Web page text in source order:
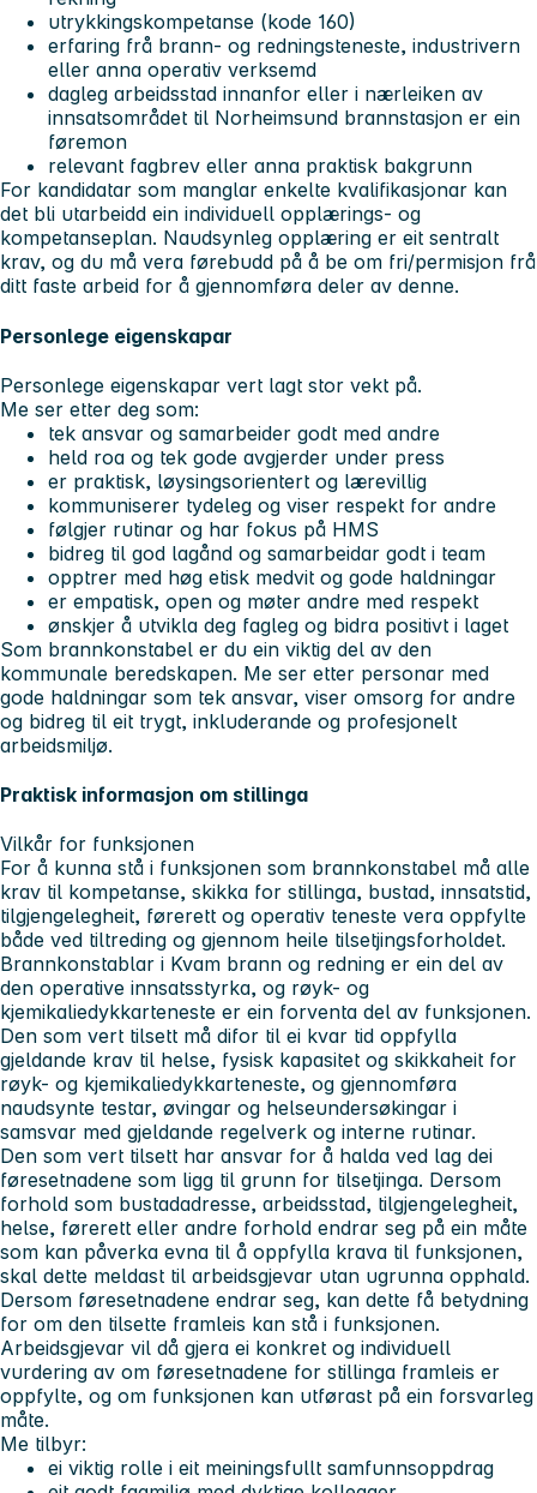
utrykkingskompetanse (kode 160)
erfaring frå brann- og redningsteneste, industrivern
eller anna operativ verksemd
dagleg arbeidsstad innanfor eller i nærleiken av
innsatsområdet til Norheimsund brannstasjon er ein
føremon
relevant fagbrev eller anna praktisk bakgrunn
For kandidatar som manglar enkelte kvalifikasjonar kan
det bli utarbeidd ein individuell opplærings- og
kompetanseplan. Naudsynleg opplæring er eit sentralt
krav, og du må vera førebudd på å be om fri/permisjon frå
ditt faste arbeid for å gjennomføra deler av denne.
Personlege eigenskapar
Personlege eigenskapar vert lagt stor vekt på.
Me ser etter deg som:
tek ansvar og samarbeider godt med andre
held roa og tek gode avgjerder under press
er praktisk, løysingsorientert og lærevillig
kommuniserer tydeleg og viser respekt for andre
følgjer rutinar og har fokus på HMS
bidreg til god lagånd og samarbeidar godt i team
opptrer med høg etisk medvit og gode haldningar
er empatisk, open og møter andre med respekt
ønskjer å utvikla deg fagleg og bidra positivt i laget
Som brannkonstabel er du ein viktig del av den
kommunale beredskapen. Me ser etter personar med
gode haldningar som tek ansvar, viser omsorg for andre
og bidreg til eit trygt, inkluderande og profesjonelt
arbeidsmiljø.
Praktisk informasjon om stillinga
Vilkår for funksjonen
For å kunna stå i funksjonen som brannkonstabel må alle
krav til kompetanse, skikka for stillinga, bustad, innsatstid,
tilgjengelegheit, førerett og operativ teneste vera oppfylte
både ved tiltreding og gjennom heile tilsetjingsforholdet.
Brannkonstablar i Kvam brann og redning er ein del av
den operative innsatsstyrka, og røyk- og
kjemikaliedykkarteneste er ein forventa del av funksjonen.
Den som vert tilsett må difor til ei kvar tid oppfylla
gjeldande krav til helse, fysisk kapasitet og skikkaheit for
røyk- og kjemikaliedykkarteneste, og gjennomføra
naudsynte testar, øvingar og helseundersøkingar i
samsvar med gjeldande regelverk og interne rutinar.
Den som vert tilsett har ansvar for å halda ved lag dei
føresetnadene som ligg til grunn for tilsetjinga. Dersom
forhold som bustadadresse, arbeidsstad, tilgjengelegheit,
helse, førerett eller andre forhold endrar seg på ein måte
som kan påverka evna til å oppfylla krava til funksjonen,
skal dette meldast til arbeidsgjevar utan ugrunna opphald.
Dersom føresetnadene endrar seg, kan dette få betydning
for om den tilsette framleis kan stå i funksjonen.
Arbeidsgjevar vil då gjera ei konkret og individuell
vurdering av om føresetnadene for stillinga framleis er
oppfylte, og om funksjonen kan utførast på ein forsvarleg
måte.
Me tilbyr:
ei viktig rolle i eit meiningsfullt samfunnsoppdrag